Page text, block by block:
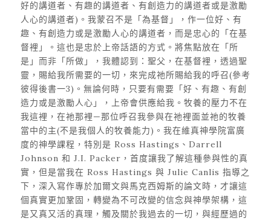
好的講道者、有趣的講道者、有創造力的講道者或是激勵
人心的講道者)。我蒙召不是「為基督」，作一位好、有
趣、有創造力或是激勵人心的講道者，而是忠心的「在基
督裡」。這也是忠於上帝話語的方式。將焦點放在「所
是」而非「所做」，我體認到：聖父，在基督裡，透過聖
靈，賜給我所需要的一切，來完成祂所賜給我的呼召(參考
彼得後書一3)。無論何時，只要有需要「好、有趣、有創
造力或是激勵人心」，上帝會供應給我。牧養的壓力不在
我這裡，在祂那裡—那位呼召我參與在祂裡面並祂的牧養
當中的主(不是我個人的牧養能力)。我在維真神學院富廣
度的神學課程，特別是 Ross Hastings、Darrell
Johnson 和 J.I. Packer，首度讓我了解這種參與性的真
實，但是當我在 Ross Hastings 與 Julie Canlis 指導之
下，深入寫作專於加爾文與馬克西姆斯的論文時，才讓這
個真實更加鞏固，轉變為不可改變的信念與神學架構，這
是又真又活的真理，觸及關於我過去的一切，與經歷過的